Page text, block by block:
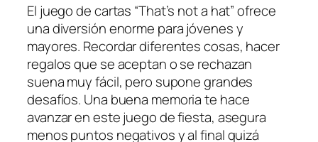
El juego de cartas “That’s not a hat” ofrece
una diversión enorme para jóvenes y
mayores. Recordar diferentes cosas, hacer
regalos que se aceptan o se rechazan
suena muy fácil, pero supone grandes
desafíos. Una buena memoria te hace
avanzar en este juego de fiesta, asegura
menos puntos negativos y al final quizá